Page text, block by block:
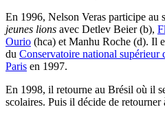
En 1996, Nelson Veras participe au
jeunes lions avec Detlev Beier (b),
Ourio (hca) et Manhu Roche (d). Il
du Conservatoire national supérieur
Paris en 1997.
En 1998, il retourne au Brésil où il
scolaires. Puis il décide de retourner